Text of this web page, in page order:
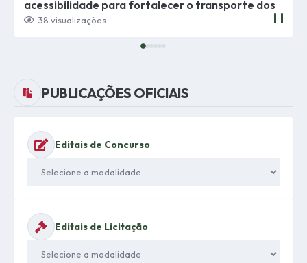
acessibilidade para fortalecer o transporte dos
idosos do Serviço de Convivência e
38 visualizações
PUBLICAÇÕES OFICIAIS
Editais de Concurso
Editais de Licitação